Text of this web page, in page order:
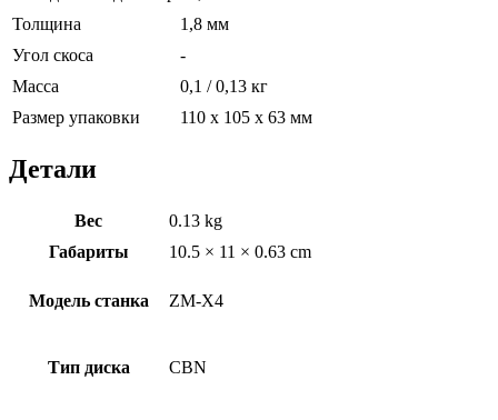
Толщина
1,8 мм
Угол скоса
-
Масса
0,1 / 0,13 кг
Размер упаковки
110 х 105 х 63 мм
Детали
Вес
0.13 kg
Габариты
10.5 × 11 × 0.63 cm
Модель станка ZM-X4
Тип диска CBN